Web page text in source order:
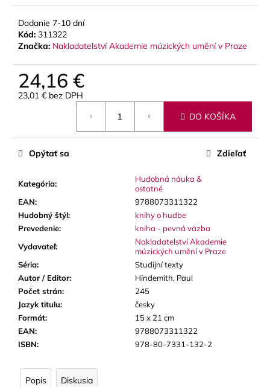
Dodanie 7-10 dní
Kód: 311322
Značka: Nakladatelství Akademie múzických umění v Praze
24,16 €
23,01 € bez DPH
DO KOŠÍKA
Kategória:
Hudobná náuka &
ostatné
EAN:
9788073311322
Hudobný štýl:
knihy o hudbe
Prevedenie:
kniha - pevná väzba
Vydavateľ:
Nakladatelství Akademie
múzických umění v Praze
Séria:
Studijní texty
Autor / Editor:
Hindemith, Paul
Počet strán:
245
Jazyk titulu:
česky
Formát:
15 x 21 cm
EAN:
9788073311322
ISBN: 978-80-7331-132-2
Opýtať sa Zdieľať
Popis Diskusia
m
BATON
BOX
PUZDRO
NA
16